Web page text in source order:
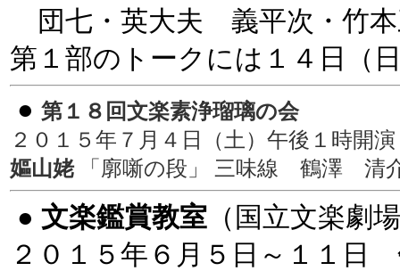
団七・英大夫 義平次・竹
第１部のトークには１４日（
● 第１８回文楽素浄瑠璃の会
２０１５年７月４日（土）午後１時
嫗山姥「廓噺の段」 三味線 鶴澤 清
● 文楽鑑賞教室 （国立文楽劇
２０１５年６月５日～１１